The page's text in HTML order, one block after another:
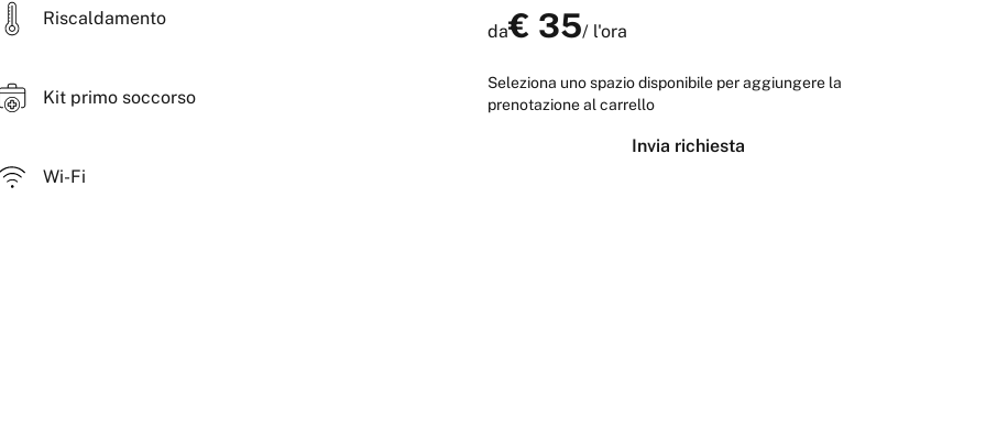
Riscaldamento
Kit primo soccorso
Wi-Fi
da€ 35/ l'ora
Seleziona uno spazio disponibile per aggiungere la
prenotazione al carrello
Invia richiesta